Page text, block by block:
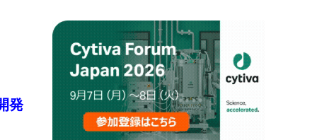
発